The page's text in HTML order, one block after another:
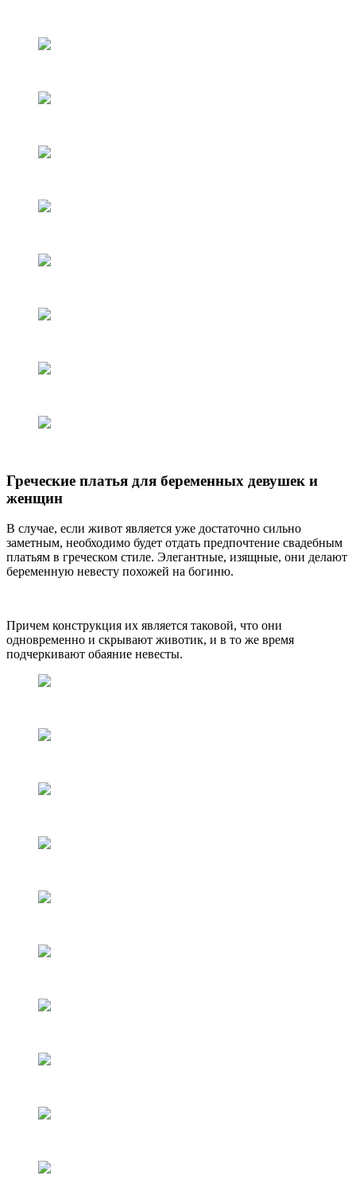
Греческие платья для беременных девушек и
женщин
В случае, если живот является уже достаточно сильно
заметным, необходимо будет отдать предпочтение свадебным
платьям в греческом стиле. Элегантные, изящные, они делают
беременную невесту похожей на богиню.
Причем конструкция их является таковой, что они
одновременно и скрывают животик, и в то же время
подчеркивают обаяние невесты.